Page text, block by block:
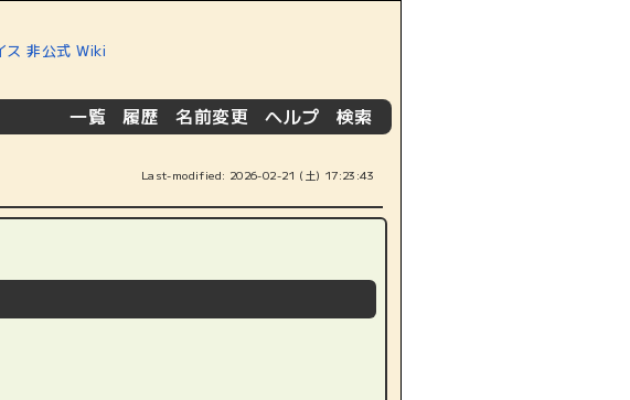
ス 非公式 Wiki
[一覧 |履歴 |名前変更 |ヘルプ 検索
Last-modified: 2026-02-21 (土) 17:23:43